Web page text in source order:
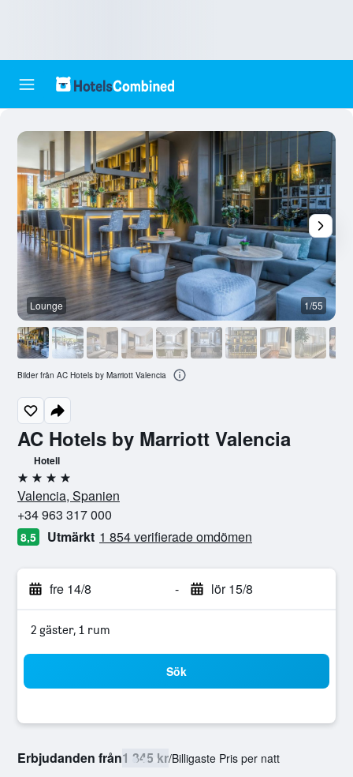
AC Hotels by Marriott Valencia
Hotell
4 stjärnor
Valencia, Spanien
+34 963 317 000
8,5 Utmärkt 1 854 verifierade omdömen
fre 14/8 - lör 15/8
2 gäster, 1 rum
Sök
Erbjudanden från1 345 kr/Billigaste Pris per natt
Lounge 1/55
Bilder från AC Hotels by Marriott Valencia